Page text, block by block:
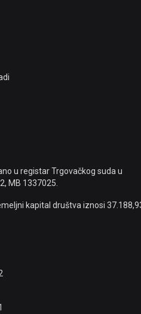
u registar Trgovačkog suda u
MB 1337025.
kapital društva iznosi